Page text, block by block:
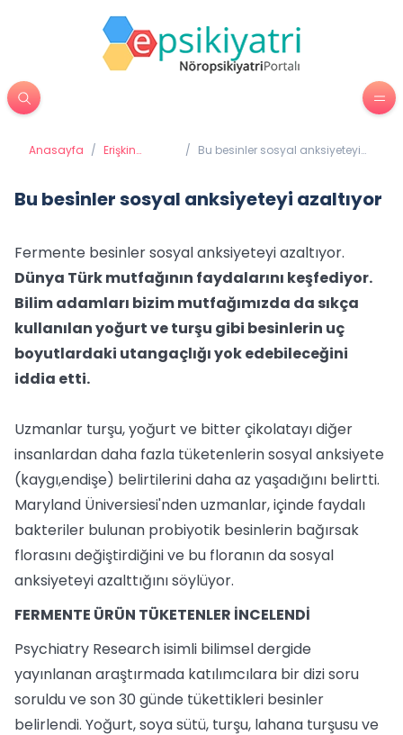
Anasayfa / Erişkin
/ Bu besinler sosyal anksiyeteyi
Bu besinler sosyal anksiyeteyi azaltıyor
Fermente besinler sosyal anksiyeteyi azaltıyor.
Dünya Türk mutfağının faydalarını keşfediyor.
Bilim adamları bizim mutfağımızda da sıkça
kullanılan yoğurt ve turşu gibi besinlerin uç
boyutlardaki utangaçlığı yok edebileceğini
iddia etti.
Uzmanlar turşu, yoğurt ve bitter çikolatayı diğer
insanlardan daha fazla tüketenlerin sosyal anksiyete
(kaygı,endişe) belirtilerini daha az yaşadığını belirtti.
Maryland Üniversiesi'nden uzmanlar, içinde faydalı
bakteriler bulunan probiyotik besinlerin bağırsak
florasını değiştirdiğini ve bu floranın da sosyal
anksiyeteyi azalttığını söylüyor.
FERMENTE ÜRÜN TÜKETENLER İNCELENDİ
Psychiatry Research isimli bilimsel dergide
yayınlanan araştırmada katılımcılara bir dizi soru
soruldu ve son 30 günde tükettikleri besinler
belirlendi. Yoğurt, soya sütü, turşu, lahana turşusu ve